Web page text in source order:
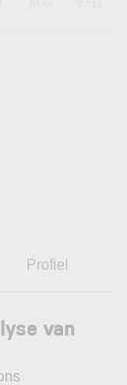
Profiel
van